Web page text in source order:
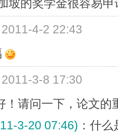
坡的奖学金很容易
2011-4-2 22:43
2011-3-8 17:30
！请问一下，论文的
3-20 07:46) ：什